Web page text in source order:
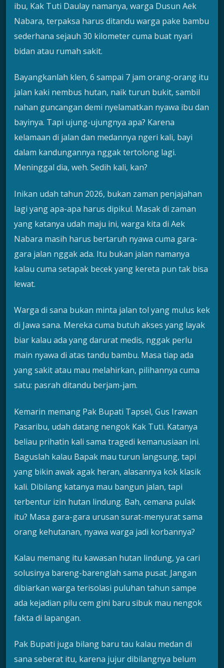
ibu, Kak Tuti Daulay namanya, warga Dusun Aek
Nabara, terpaksa harus ditandu warga pake bambu
sederhana sejauh 30 kilometer cuma buat nyari
bidan atau rumah sakit.
Bayangkanlah klen, 6 sampai 7 jam orang-orang itu
jalan kaki nembus hutan, naik turun bukit, sambil
nahan guncangan demi nyelamatkan nyawa ibu dan
bayinya. Tapi ujung-ujungnya apa? Karena
kelamaan di jalan dan medannya ngeri kali, bayi
dalam kandungannya nggak tertolong lagi.
Meninggal dia, weh. Sedih kali, kan?
Inikan udah tahun 2026, bukan zaman penjajahan
lagi yang apa-apa harus dipikul. Masak di zaman
yang katanya udah maju ini, warga kita di Aek
Nabara masih harus bertaruh nyawa cuma gara-
gara jalan nggak ada. Itu bukan jalan namanya
kalau cuma setapak becek yang kereta pun tak bisa
lewat.
Warga di sana bukan minta jalan tol yang mulus kek
di Jawa sana. Mereka cuma butuh akses yang layak
biar kalau ada yang darurat medis, nggak perlu
main nyawa di atas tandu bambu. Masa tiap ada
yang sakit atau mau melahirkan, pilihannya cuma
satu: pasrah ditandu berjam-jam.
Kemarin memang Pak Bupati Tapsel, Gus Irawan
Pasaribu, udah datang nengok Kak Tuti. Katanya
beliau prihatin kali sama tragedi kemanusiaan ini.
Baguslah kalau Bapak mau turun langsung, tapi
yang bikin awak agak heran, alasannya kok klasik
kali. Dibilang katanya mau bangun jalan, tapi
terbentur izin hutan lindung. Bah, cemana pulak
itu? Masa gara-gara urusan surat-menyurat sama
orang kehutanan, nyawa warga jadi korbannya?
Kalau memang itu kawasan hutan lindung, ya cari
solusinya bareng-barenglah sama pusat. Jangan
dibiarkan warga terisolasi puluhan tahun sampe
ada kejadian pilu cem gini baru sibuk mau nengok
fakta di lapangan.
Pak Bupati juga bilang baru tau kalau medan di
sana seberat itu, karena jujur dibilangnya belum